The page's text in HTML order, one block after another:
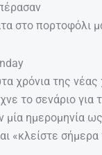
στο πορτοφόλι
χρόνια της νέας
το σενάριο για
μία ημερομηνία
«κλείστε